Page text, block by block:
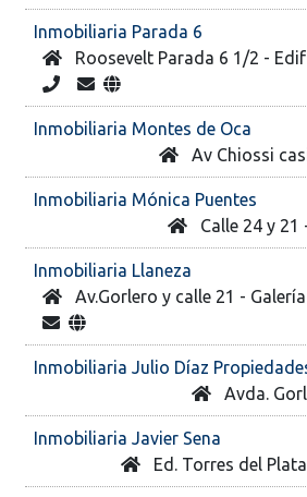
Inmobiliaria Parada 6
Roosevelt Parada 6 1/2 -
Inmobiliaria Montes de Oca
Av Chiossi
Inmobiliaria Mónica Puentes
Calle 24 y 21
Inmobiliaria Llaneza
Av.Gorlero y calle 21 -
Inmobiliaria Julio Díaz
Avda.
Inmobiliaria Javier Sena
Ed. Torres del